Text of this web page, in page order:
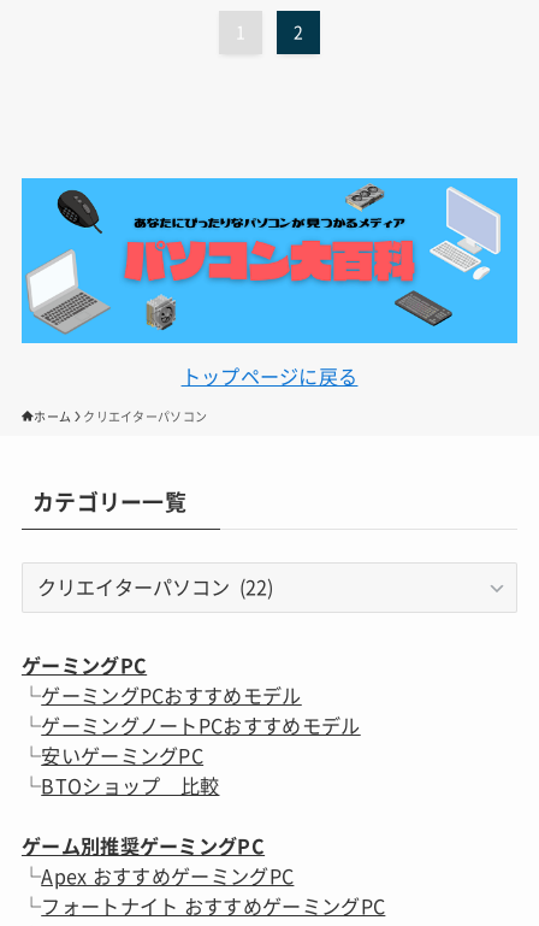
1 2
トップページに戻る
ホーム クリエイターパソコン
カテゴリー一覧
リ
ー
一
覧
ゲーミングPC
└ゲーミングPCおすすめモデル
└ゲーミングノートPCおすすめモデル
└安いゲーミングPC
└BTOショップ 比較
ゲーム別推奨ゲーミングPC
└Apex おすすめゲーミングPC
└フォートナイト おすすめゲーミングPC